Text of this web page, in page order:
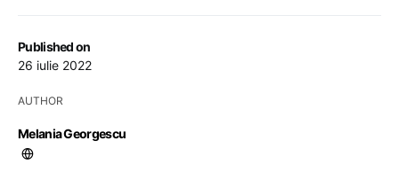
Published on
26 iulie 2022
AUTHOR
Melania Georgescu